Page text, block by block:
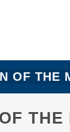
OF THE
THE